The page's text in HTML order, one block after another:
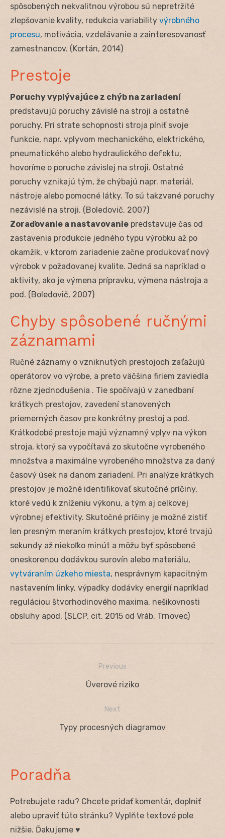
spôsobených nekvalitnou výrobou sú nepretržité
zlepšovanie kvality, redukcia variability výrobného
procesu, motivácia, vzdelávanie a zainteresovanosť
zamestnancov. (Kortán, 2014)
Prestoje
Poruchy vyplývajúce z chýb na zariadení
predstavujú poruchy závislé na stroji a ostatné
poruchy. Pri strate schopnosti stroja plniť svoje
funkcie, napr. vplyvom mechanického, elektrického,
pneumatického alebo hydraulického defektu,
hovoríme o poruche závislej na stroji. Ostatné
poruchy vznikajú tým, že chýbajú napr. materiál,
nástroje alebo pomocné látky. To sú takzvané poruchy
nezávislé na stroji. (Boledovič, 2007)
Zoraďovanie a nastavovanie predstavuje čas od
zastavenia produkcie jedného typu výrobku až po
okamžik, v ktorom zariadenie začne produkovať nový
výrobok v požadovanej kvalite. Jedná sa napríklad o
aktivity, ako je výmena prípravku, výmena nástroja a
pod. (Boledovič, 2007)
Chyby spôsobené ručnými
záznamami
Ručné záznamy o vzniknutých prestojoch zaťažujú
operátorov vo výrobe, a preto väčšina firiem zaviedla
rôzne zjednodušenia . Tie spočívajú v zanedbaní
krátkych prestojov, zavedení stanovených
priemerných časov pre konkrétny prestoj a pod.
Krátkodobé prestoje majú významný vplyv na výkon
stroja, ktorý sa vypočítavá zo skutočne vyrobeného
množstva a maximálne vyrobeného množstva za daný
časový úsek na danom zariadení. Pri analýze krátkych
prestojov je možné identifikovať skutočné príčiny,
ktoré vedú k zníženiu výkonu, a tým aj celkovej
výrobnej efektivity. Skutočné príčiny je možné zistiť
len presným meraním krátkych prestojov, ktoré trvajú
sekundy až niekoľko minút a môžu byť spôsobené
oneskorenou dodávkou surovín alebo materiálu,
vytváraním úzkeho miesta, nesprávnym kapacitným
nastavením linky, výpadky dodávky energií napríklad
reguláciou štvorhodinového maxima, nešikovnosti
obsluhy apod. (SLCP, cit. 2015 od Vráb, Trnovec)
Previous
Previous
Úverové riziko
Next
Next
Typy procesných diagramov
Poradňa
Potrebujete radu? Chcete pridať komentár, doplniť
alebo upraviť túto stránku? Vyplňte textové pole
nižšie. Ďakujeme ♥